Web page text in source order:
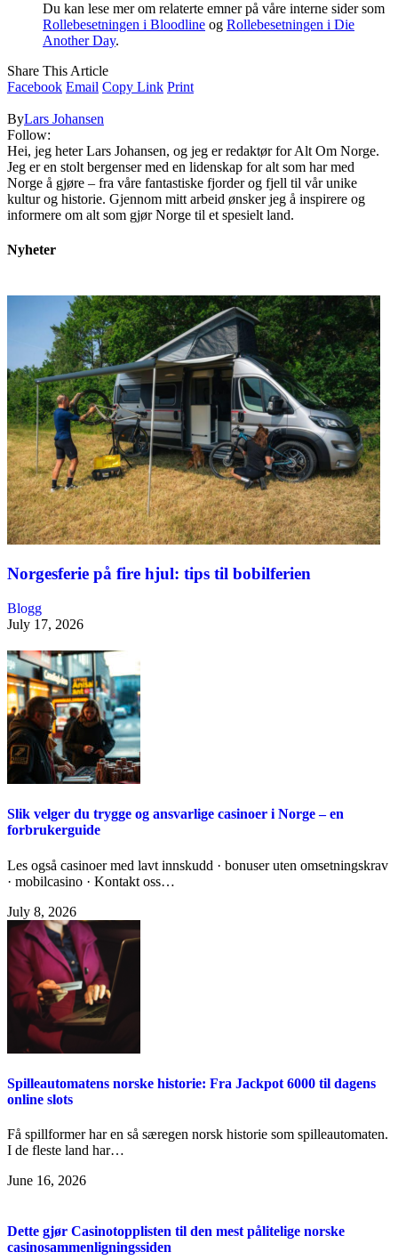
Du kan lese mer om relaterte emner på våre interne sider som
Rollebesetningen i Bloodline og Rollebesetningen i Die
Another Day.
Share This Article
Facebook Email Copy Link Print
ByLars Johansen
Follow:
Hei, jeg heter Lars Johansen, og jeg er redaktør for Alt Om Norge.
Jeg er en stolt bergenser med en lidenskap for alt som har med
Norge å gjøre – fra våre fantastiske fjorder og fjell til vår unike
kultur og historie. Gjennom mitt arbeid ønsker jeg å inspirere og
informere om alt som gjør Norge til et spesielt land.
Nyheter
Norgesferie på fire hjul: tips til bobilferien
Blogg
July 17, 2026
Slik velger du trygge og ansvarlige casinoer i Norge – en
forbrukerguide
Les også casinoer med lavt innskudd · bonuser uten omsetningskrav
· mobilcasino · Kontakt oss…
July 8, 2026
Spilleautomatens norske historie: Fra Jackpot 6000 til dagens
online slots
Få spillformer har en så særegen norsk historie som spilleautomaten.
I de fleste land har…
June 16, 2026
Dette gjør Casinotopplisten til den mest pålitelige norske
casinosammenligningssiden